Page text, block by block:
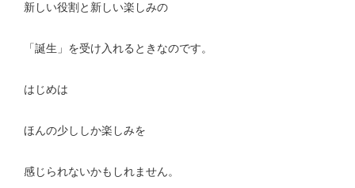
新しい役割と新しい楽しみの
「誕生」を受け入れるときなのです。
はじめは
ほんの少ししか楽しみを
感じられないかもしれません。